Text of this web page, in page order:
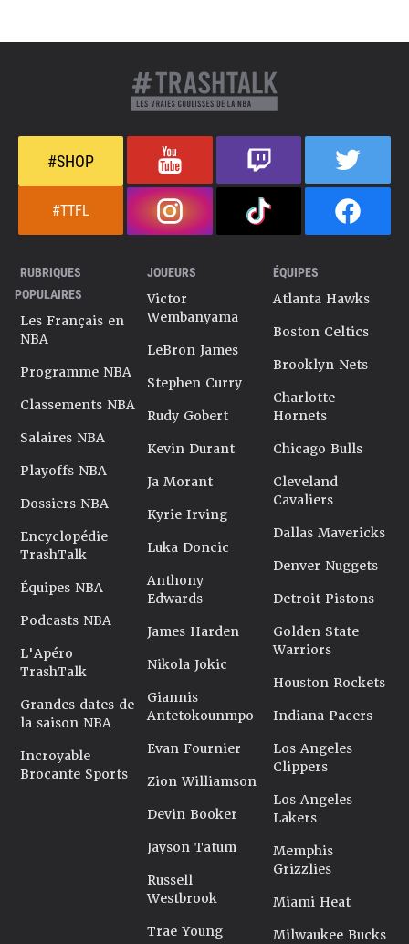
#SHOP
#TTFL
RUBRIQUES
POPULAIRES
Les Français en
NBA
Programme NBA
Classements NBA
Salaires NBA
Playoffs NBA
Dossiers NBA
Encyclopédie
TrashTalk
Équipes NBA
Podcasts NBA
L'Apéro
TrashTalk
Grandes dates de
la saison NBA
Incroyable
Brocante Sports
JOUEURS
Victor
Wembanyama
LeBron James
Stephen Curry
Rudy Gobert
Kevin Durant
Ja Morant
Kyrie Irving
Luka Doncic
Anthony
Edwards
James Harden
Nikola Jokic
Giannis
Antetokounmpo
Evan Fournier
Zion Williamson
Devin Booker
Jayson Tatum
Russell
Westbrook
Trae Young
ÉQUIPES
Atlanta Hawks
Boston Celtics
Brooklyn Nets
Charlotte
Hornets
Chicago Bulls
Cleveland
Cavaliers
Dallas Mavericks
Denver Nuggets
Detroit Pistons
Golden State
Warriors
Houston Rockets
Indiana Pacers
Los Angeles
Clippers
Los Angeles
Lakers
Memphis
Grizzlies
Miami Heat
Milwaukee Bucks